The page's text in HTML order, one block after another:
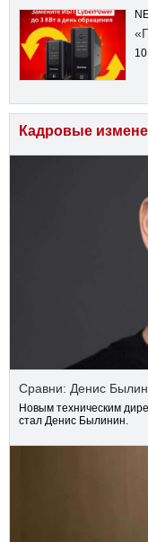
Кадровые
Сравни: Денис
Новым техническим
стал Денис Былинин.